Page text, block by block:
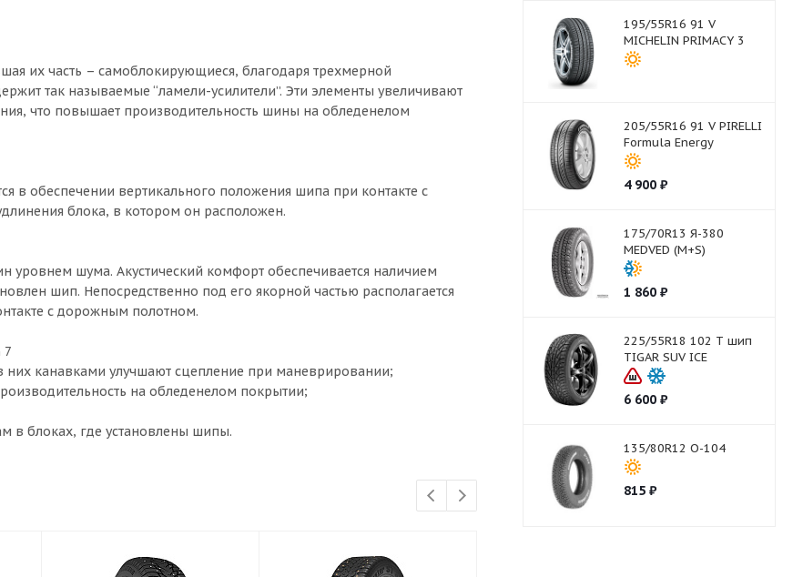
их часть – самоблокирующиеся, благодаря трехмерной
так называемые “ламели-усилители”. Эти элементы увеличивают
что повышает производительность шины на обледенелом
в обеспечении вертикального положения шипа при контакте с
блока, в котором он расположен.
шума. Акустический комфорт обеспечивается наличием
шип. Непосредственно под его якорной частью располагается
с дорожным полотном.
7
канавками улучшают сцепление при маневрировании;
на обледенелом покрытии;
в блоках, где установлены шипы.
195/55R16 91 V
MICHELIN PRIMACY 3
205/55R16 91 V PIRELLI
Formula Energy
4 900₽
175/70R13 Я-380
MEDVED (M+S)
1 860₽
225/55R18 102 T шип
TIGAR SUV ICE
6 600₽
135/80R12 О-104
815₽